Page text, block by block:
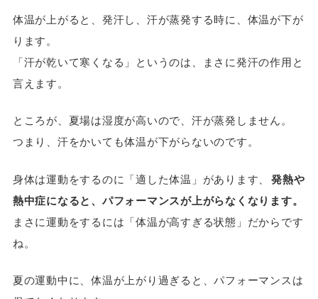
体温が上がると、発汗し、汗が蒸発する時に、体温が下が
ります。
「汗が乾いて寒くなる」というのは、まさに発汗の作用と
言えます。
ところが、夏場は湿度が高いので、汗が蒸発しません。
つまり、汗をかいても体温が下がらないのです。
身体は運動をするのに「適した体温」があります、 発熱や
熱中症になると、パフォーマンスが上がらなくなります。
まさに運動をするには「体温が高すぎる状態」だからです
ね。
夏の運動中に、体温が上がり過ぎると、パフォーマンスは